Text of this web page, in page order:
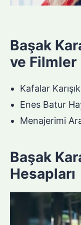
Başak
ve Filmler
Kafalar
Enes Batur
Menajerimi
Başak
Hesapları